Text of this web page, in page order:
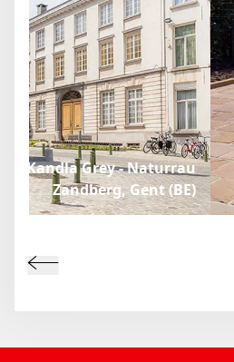
Kandla Grey - Naturrau
Zandberg, Gent (BE)